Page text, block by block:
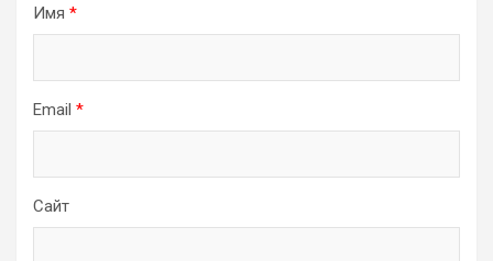
Имя *
Email *
Сайт